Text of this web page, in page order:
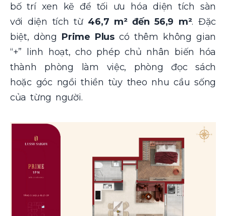
bố trí xen kẽ để tối ưu hóa diện tích sàn
với diện tích từ 46,7 m² đến 56,9 m². Đặc
biệt, dòng Prime Pluscó thêm không gian
“+” linh hoạt, cho phép chủ nhân biến hóa
thành phòng làm việc, phòng đọc sách
hoặc góc ngồi thiền tùy theo nhu cầu sống
của từng người.